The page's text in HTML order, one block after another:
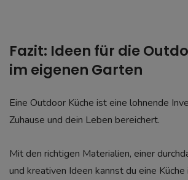
Fazit: Ideen für die
im eigenen Garten
Eine Outdoor Küche ist eine lohnende
Zuhause und dein Leben bereichert.
Mit den richtigen Materialien, einer
und kreativen Ideen kannst du eine Küche